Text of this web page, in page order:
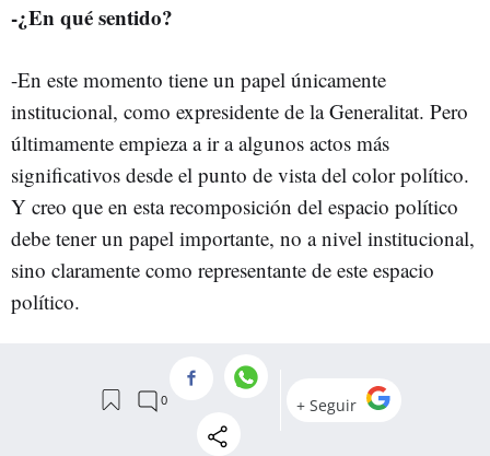
-¿En qué sentido?
-En este momento tiene un papel únicamente
institucional, como expresidente de la Generalitat. Pero
últimamente empieza a ir a algunos actos más
significativos desde el punto de vista del color político.
Y creo que en esta recomposición del espacio político
debe tener un papel importante, no a nivel institucional,
sino claramente como representante de este espacio
político.
-¿Esta refundación, estos cambios, requieren un
cambio de nombre, un cambio de marca?